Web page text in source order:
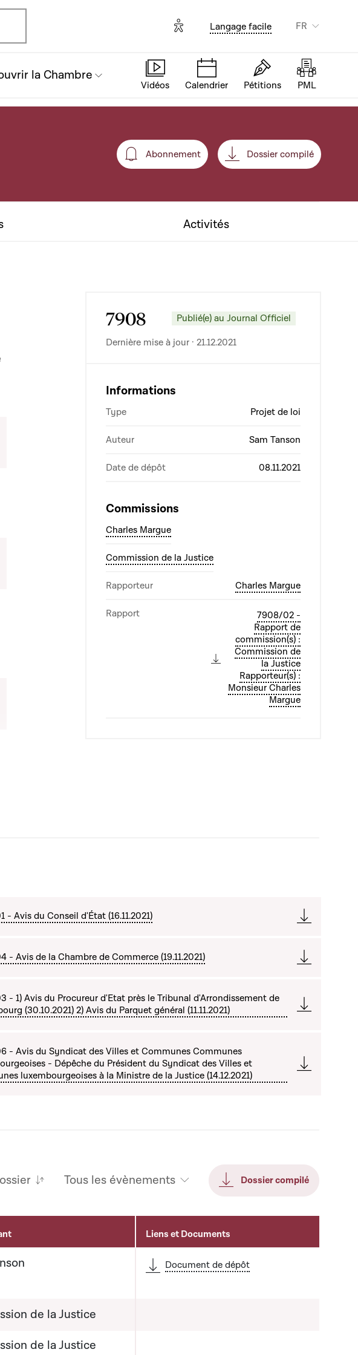
Options d'accessibilité
Langage facile FR
la Chambre
Vidéos Calendrier Pétitions PML
Abonnement
Abonnement Dossier compilé
Activités
7908 Publié(e) au Journal Officiel
Dernière mise à jour · 21.12.2021
Informations
Type Projet de loi
Auteur Sam Tanson
Date de dépôt 08.11.2021
Commissions
Charles Margue
Commission de la Justice
Rapporteur Charles Margue
Rapport
7908/02 -
Rapport de
commission(s) :
Commission de
la Justice
Rapporteur(s) :
Monsieur Charles
Margue
- Avis du Conseil d'État (16.11.2021)
- Avis de la Chambre de Commerce (19.11.2021)
- 1) Avis du Procureur d'Etat près le Tribunal d'Arrondissement de
(30.10.2021) 2) Avis du Parquet général (11.11.2021)
- Avis du Syndicat des Villes et Communes Communes
- Dépêche du Président du Syndicat des Villes et
luxembourgeoises à la Ministre de la Justice (14.12.2021)
Tous les évènements Dossier compilé
Liens et Documents
Document de dépôt
de la Justice
de la Justice